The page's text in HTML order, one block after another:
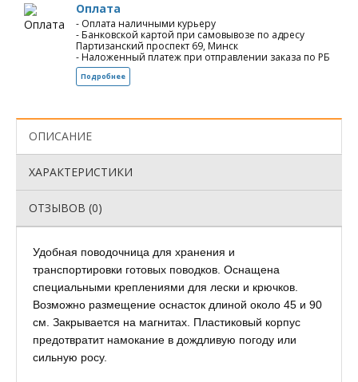
Оплата
- Оплата наличными курьеру
- Банковской картой при самовывозе по адресу
Партизанский проспект 69, Минск
- Наложенный платеж при отправлении заказа по РБ
Подробнее
ОПИСАНИЕ
ХАРАКТЕРИСТИКИ
ОТЗЫВОВ (0)
Удобная поводочница для хранения и
транспортировки готовых поводков. Оснащена
специальными креплениями для лески и крючков.
Возможно размещение оснасток длиной около 45 и 90
см. Закрывается на магнитах. Пластиковый корпус
предотвратит намокание в дождливую погоду или
сильную росу.